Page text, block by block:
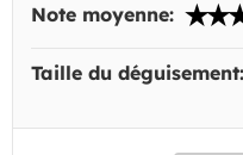
Note moyenne:
Taille du déguisement: